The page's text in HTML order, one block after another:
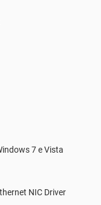
7 e Vista
NIC Driver